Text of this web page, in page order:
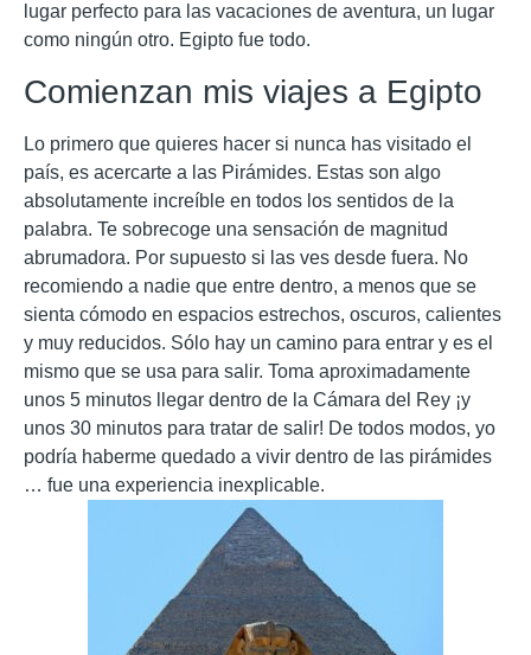
lugar perfecto para las vacaciones de aventura, un lugar
como ningún otro. Egipto fue todo.
Comienzan mis viajes a Egipto
Lo primero que quieres hacer si nunca has visitado el
país, es acercarte a las Pirámides. Estas son algo
absolutamente increíble en todos los sentidos de la
palabra. Te sobrecoge una sensación de magnitud
abrumadora. Por supuesto si las ves desde fuera. No
recomiendo a nadie que entre dentro, a menos que se
sienta cómodo en espacios estrechos, oscuros, calientes
y muy reducidos. Sólo hay un camino para entrar y es el
mismo que se usa para salir. Toma aproximadamente
unos 5 minutos llegar dentro de la Cámara del Rey ¡y
unos 30 minutos para tratar de salir! De todos modos, yo
podría haberme quedado a vivir dentro de las pirámides
… fue una experiencia inexplicable.